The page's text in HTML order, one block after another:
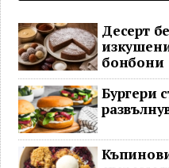
Десерт
бонбони
Бургери